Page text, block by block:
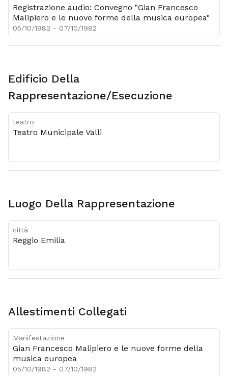
Registrazione audio: Convegno "Gian Francesco
Malipiero e le nuove forme della musica europea"
05/10/1982 - 07/10/1982
Edificio Della
Rappresentazione/esecuzione
teatro
Teatro Municipale Valli
Luogo Della Rappresentazione
città
Reggio Emilia
Allestimenti Collegati
Manifestazione
Gian Francesco Malipiero e le nuove forme della
musica europea
05/10/1982 - 07/10/1982